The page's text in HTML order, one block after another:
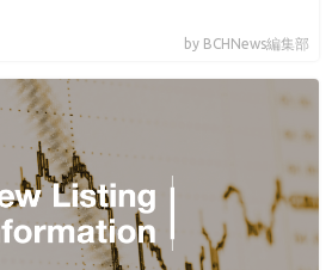
by BCHNews編集部